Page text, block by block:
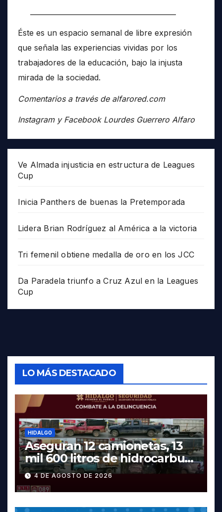
Éste es un espacio semanal de libre expresión
que señala las experiencias vividas por los
trabajadores de la educación, bajo la injusta
mirada de la sociedad.
Comentarios a través de alfarored.com
Instagram y Facebook Lourdes Guerrero Alfaro
Ve Almada injusticia en estructura de Leagues
Cup
Inicia Panthers de buenas la Pretemporada
Lidera Brian Rodríguez al América a la victoria
Tri femenil obtiene medalla de oro en los JCC
Da Paradela triunfo a Cruz Azul en la Leagues
Cup
LO MÁS DESTACADO
HIDALGO
Aseguran 12 camionetas, 13
mil 600 litros de hidrocarburo
y dos vehículos robados en
Tula
4 DE AGOSTO DE 2026